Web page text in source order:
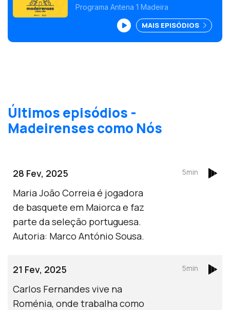
compositor, a viver em Belfas
e que diz ter um trabalho de
sonho. Autoria: Marco António
Programa Antena 1 Madeira
MAIS EPISÓDIOS
Últimos episódios -
Madeirenses como Nós
28 Fev, 2025
Maria João Correia é jogadora
de basquete em Maiorca e faz
parte da seleção portuguesa.
Autoria: Marco António Sousa.
5min
21 Fev, 2025
Carlos Fernandes vive na
Roménia, onde trabalha como
5min